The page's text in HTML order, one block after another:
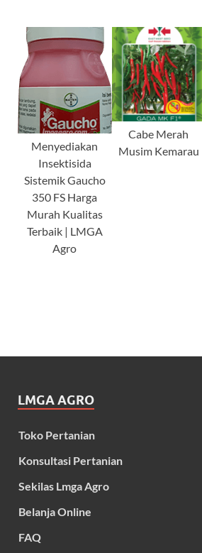
Menyediakan
Insektisida
Sistemik Gaucho
350 FS Harga
Murah Kualitas
Terbaik | LMGA
Agro
Cabe Merah
Musim Kemarau
LMGA AGRO
Toko Pertanian
Konsultasi Pertanian
Sekilas Lmga Agro
Belanja Online
FAQ